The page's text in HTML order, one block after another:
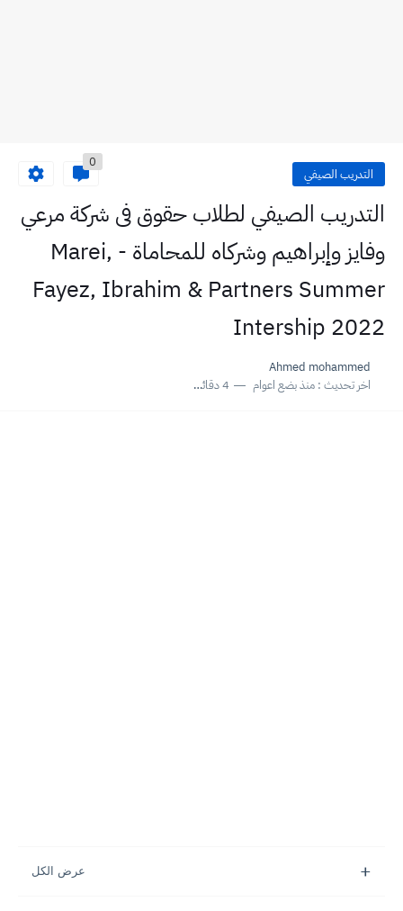
التدريب الصيفي
0
التدريب الصيفي لطلاب حقوق فى شركة مرعي
وفايز وإبراهيم وشركاه للمحاماة - Marei,
Fayez, Ibrahim & Partners Summer
Intership 2022
Ahmed mohammed
اخر تحديث :منذ بضع اعوام 4 دقائق للقراءة